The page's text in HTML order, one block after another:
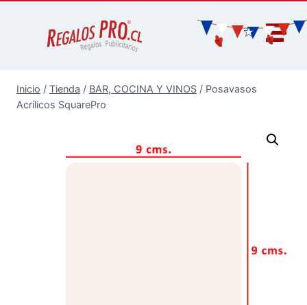
Inicio / Tienda / BAR, COCINA Y VINOS / Posavasos
Acrílicos SquarePro